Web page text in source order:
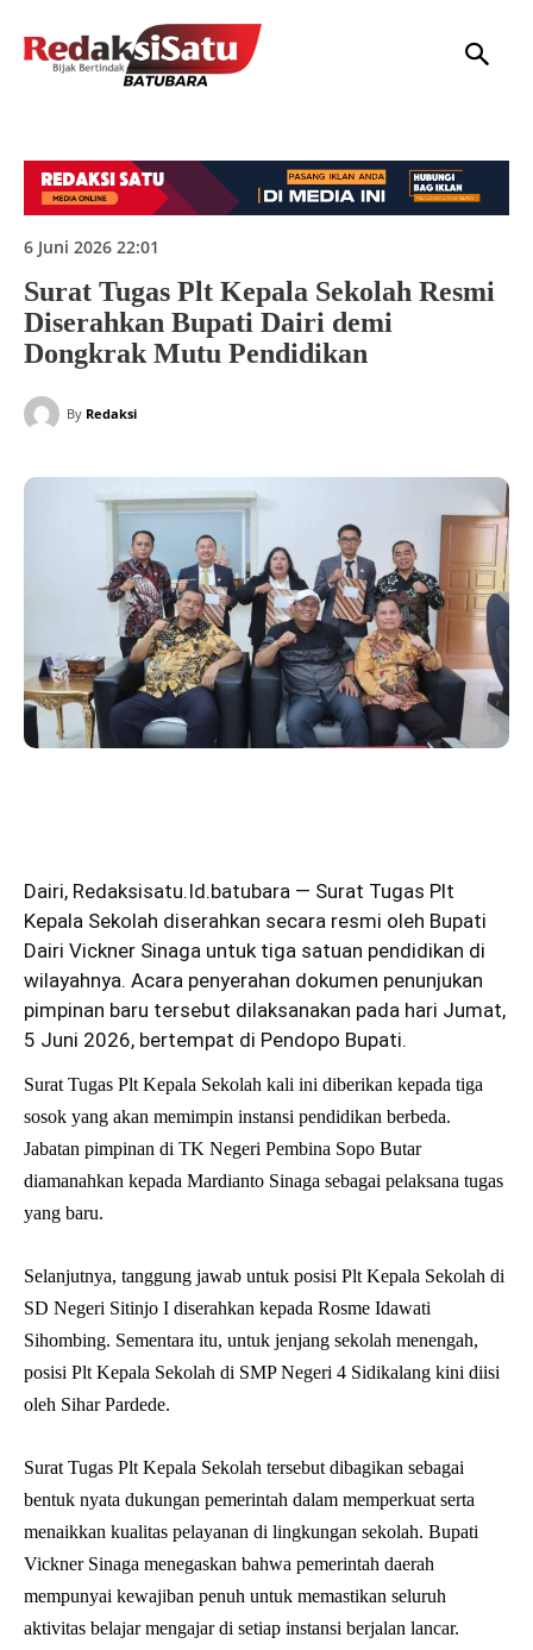
6 Juni 2026 22:01
Surat Tugas Plt Kepala Sekolah Resmi
Diserahkan Bupati Dairi demi
Dongkrak Mutu Pendidikan
By Redaksi
Dairi, Redaksisatu.Id.batubara — Surat Tugas Plt
Kepala Sekolah diserahkan secara resmi oleh Bupati
Dairi Vickner Sinaga untuk tiga satuan pendidikan di
wilayahnya. Acara penyerahan dokumen penunjukan
pimpinan baru tersebut dilaksanakan pada hari Jumat,
5 Juni 2026, bertempat di Pendopo Bupati.
Surat Tugas Plt Kepala Sekolah kali ini diberikan kepada tiga
sosok yang akan memimpin instansi pendidikan berbeda.
Jabatan pimpinan di TK Negeri Pembina Sopo Butar
diamanahkan kepada Mardianto Sinaga sebagai pelaksana tugas
yang baru.
Selanjutnya, tanggung jawab untuk posisi Plt Kepala Sekolah di
SD Negeri Sitinjo I diserahkan kepada Rosme Idawati
Sihombing. Sementara itu, untuk jenjang sekolah menengah,
posisi Plt Kepala Sekolah di SMP Negeri 4 Sidikalang kini diisi
oleh Sihar Pardede.
Surat Tugas Plt Kepala Sekolah tersebut dibagikan sebagai
bentuk nyata dukungan pemerintah dalam memperkuat serta
menaikkan kualitas pelayanan di lingkungan sekolah. Bupati
Vickner Sinaga menegaskan bahwa pemerintah daerah
mempunyai kewajiban penuh untuk memastikan seluruh
aktivitas belajar mengajar di setiap instansi berjalan lancar.